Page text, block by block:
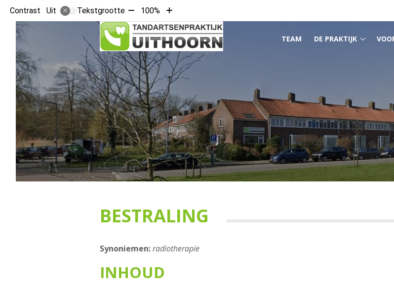
Contrast Uit Tekstgrootte Tekst
verkleinen
met
10%
100%
Tekst
vergroten
met
10%
HOOFDMENU
TEAM DE PRAKTIJK
BESTRALING
Synoniemen:radiotherapie
INHOUD